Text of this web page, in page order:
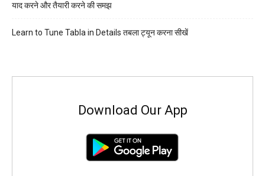
याद करने और तैयारी करने की समझ
Learn to Tune Tabla in Details तबला ट्यून करना सीखें
Download Our App